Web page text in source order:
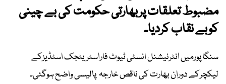
مضبوط تعلقات پربھارتی حکومت کی بے چینی
کوبے نقاب کردیا۔
سنگا پورمیں انٹرنیشنل انسٹی ٹیوٹ فاراسٹریٹجک اسٹڈیزکے
لیکچرکے دوران بھارت کی ناقص خارجہ پالیسی واضح ہوگئی۔